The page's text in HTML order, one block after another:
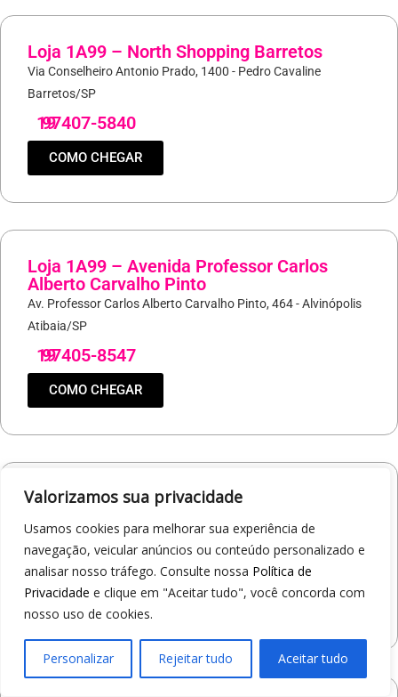
Valorizamos sua privacidade
Usamos cookies para melhorar sua experiência de
navegação, veicular anúncios ou conteúdo personalizado e
analisar nosso tráfego. Consulte nossa Política de
Privacidade e clique em "Aceitar tudo", você concorda com
nosso uso de cookies.
Personalizar Rejeitar tudo Aceitar tudo
Loja 1A99 – North Shopping Barretos
Via Conselheiro Antonio Prado, 1400 - Pedro Cavaline
Barretos/SP
19
97407-5840
COMO CHEGAR
Loja 1A99 – Avenida Professor Carlos
Alberto Carvalho Pinto
Av. Professor Carlos Alberto Carvalho Pinto, 464 - Alvinópolis
Atibaia/SP
19
97405-8547
COMO CHEGAR
Loja 1A99 – Shopping Praça Nova
19
97414-5412
COMO CHEGAR